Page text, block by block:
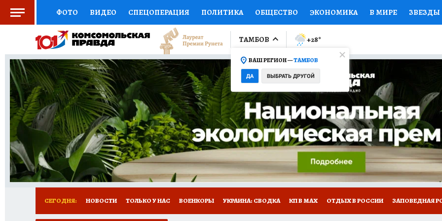
ФОТО ВИДЕО СПЕЦОПЕРАЦИЯ ПОЛИТИКА ОБЩЕСТВО ЭКОНОМИКА В МИРЕ ЗВЕЗДЫ
СОЦПОДДЕРЖКА НАУКА СПОРТ КОЛУМНИСТЫ ПРОИСШЕСТВИЯ
ВЫБОР ЭКСПЕРТОВ ДОКТОР ФИНАНСЫ ОТКРЫВАЕМ МИР Я ЗНАЮ СЕМЬЯ ЖЕНСКИЕ
КНИЖНАЯ ПОЛКА ПРОГНОЗЫ НА СПОРТ ПРОМОКОДЫ СЕРИАЛЫ СПЕЦПРОЕКТЫ
ПРЕСС-ЦЕНТР НЕДВИЖИМОСТЬ ТЕЛЕВИЗОР КОЛЛЕКЦИИ КОНКУРСЫ РАБОТА У НАС
РАДИО КП ТЕСТЫ НОВОЕ НА САЙТЕ РЕКЛАМА
ТАМБОВ
ВАШ РЕГИОН —ТАМБОВ
ДА ВЫБРАТЬ ДРУГОЙ
+28°
СЕГОДНЯ: НОВОСТИ ТОЛЬКО У НАС ВОЕНКОРЫ УКРАИНА: СВОДКА КП В МАХ ОТДЫХ В РОССИИ ЗАПОВЕДНАЯ